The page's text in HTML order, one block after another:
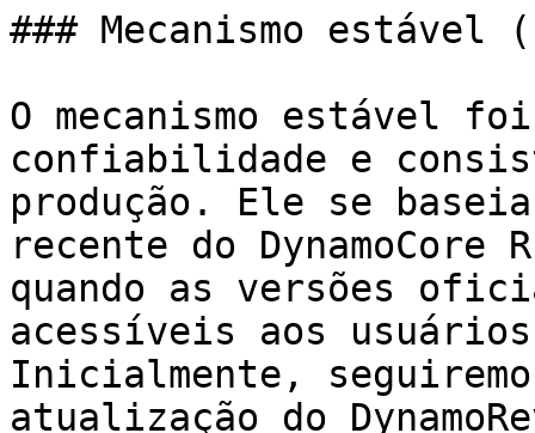
### Mecanismo estável
O mecanismo estável
confiabilidade e
produção. Ele se
recente do
quando as versões
acessíveis aos usuários
Inicialmente,
atualização do